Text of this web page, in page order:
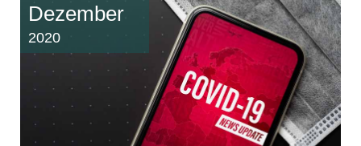
Dezember
2020